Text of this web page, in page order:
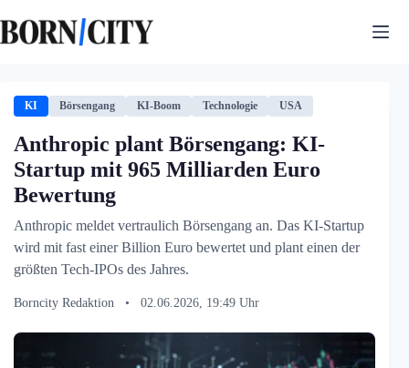
Inhalt
springen
KI Börsengang KI-Boom Technologie USA
Anthropic plant Börsengang: KI-
Startup mit 965 Milliarden Euro
Bewertung
Anthropic meldet vertraulich Börsengang an. Das KI-Startup
wird mit fast einer Billion Euro bewertet und plant einen der
größten Tech-IPOs des Jahres.
Borncity Redaktion • 02.06.2026, 19:49 Uhr